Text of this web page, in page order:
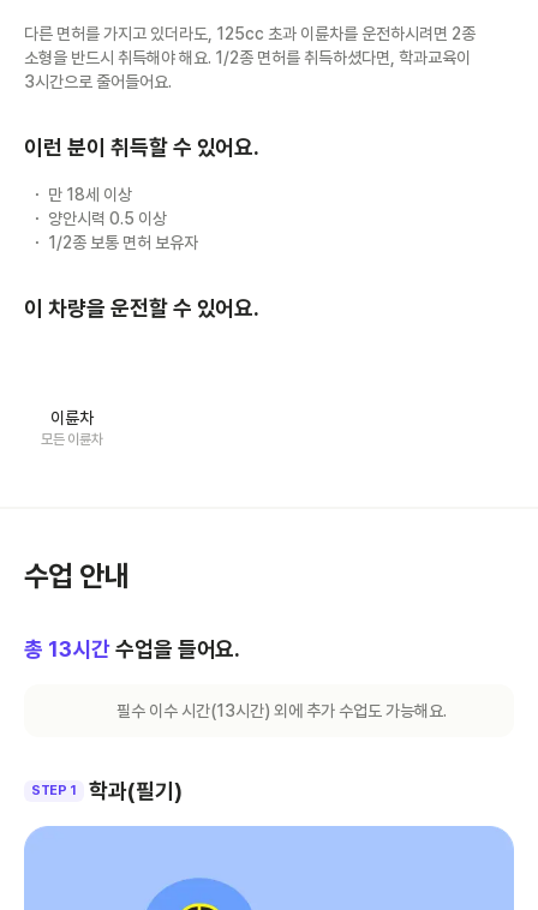
다른 면허를 가지고 있더라도, 125cc 초과 이륜차를 운전하시려면 2종
소형을 반드시 취득해야 해요. 1/2종 면허를 취득하셨다면, 학과교육이
3시간으로 줄어들어요.
이런 분이 취득할 수 있어요.
만 18세 이상
양안시력 0.5 이상
1/2종 보통 면허 보유자
이 차량을 운전할 수 있어요.
이륜차
모든 이륜차
수업 안내
총 13시간 수업을 들어요.
필수 이수 시간(13시간) 외에 추가 수업도 가능해요.
STEP 1 학과(필기)